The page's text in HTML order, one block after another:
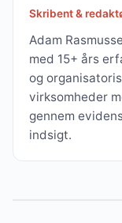
Skribent &
Adam
med 15+ års
og
virksomheder
gennem
indsigt.